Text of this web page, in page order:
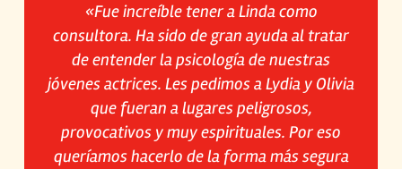
«Fue increíble tener a Linda como
consultora. Ha sido de gran ayuda al tratar
de entender la psicología de nuestras
jóvenes actrices. Les pedimos a Lydia y Olivia
que fueran a lugares peligrosos,
provocativos y muy espirituales. Por eso
queríamos hacerlo de la forma más segura